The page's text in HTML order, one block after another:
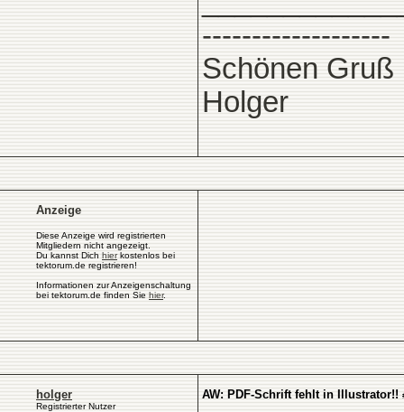
-------------------
Schönen Gruß
Holger
Anzeige
Diese Anzeige wird registrierten
Mitgliedern nicht angezeigt.
Du kannst Dich hierkostenlos bei
tektorum.de registrieren!
Informationen zur Anzeigenschaltung
bei tektorum.de finden Sie hier.
holger
Registrierter Nutzer
AW: PDF-Schrift fehlt in Illustrator!!